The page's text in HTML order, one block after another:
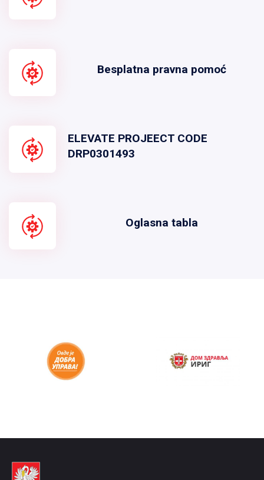
Besplatna pravna pomoć
ELEVATE PROJEECT CODE
DRP0301493
Oglasna tabla